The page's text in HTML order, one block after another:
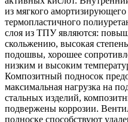
из мягкого
термопластичного
слоя из ТПУ являются:
скольжению, высокая
подошвы, хорошее
низким и высоким
Композитный подносок
максимальная нагрузка на
стальных изделий,
подвержены коррозии.
подноске способствуют